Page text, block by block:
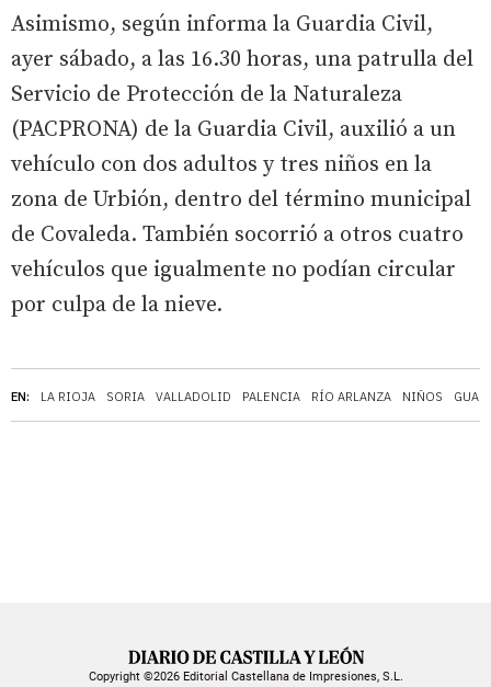
EN: LA RIOJA SORIA VALLADOLID PALENCIA RÍO ARLANZA NIÑOS
Asimismo, según informa la Guardia Civil,
ayer sábado, a las 16.30 horas, una patrulla del
Servicio de Protección de la Naturaleza
(PACPRONA) de la Guardia Civil, auxilió a un
vehículo con dos adultos y tres niños en la
zona de Urbión, dentro del término municipal
de Covaleda. También socorrió a otros cuatro
vehículos que igualmente no podían circular
por culpa de la nieve.
Copyright ©2026 Editorial Castellana de Impresiones, S.L.